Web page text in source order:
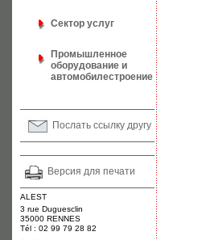
Сектор услуг
Промышленное
оборудование и
автомобилестроение
Послать ссылку другу
Версия для печати
ALEST
3 rue Duguesclin
35000 RENNES
Tél : 02 99 79 28 82